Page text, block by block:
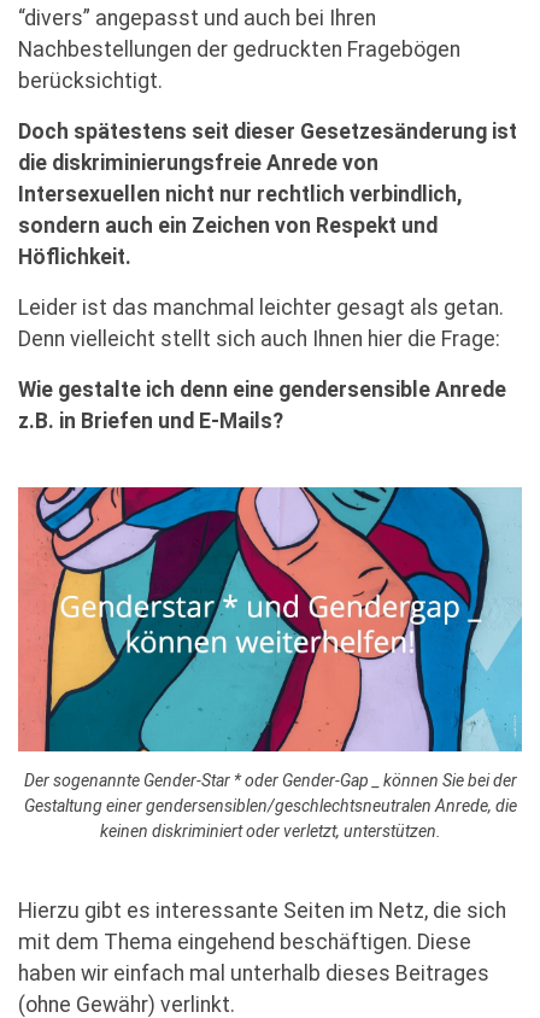
“divers” angepasst und auch bei Ihren
Nachbestellungen der gedruckten Fragebögen
berücksichtigt.
Doch spätestens seit dieser Gesetzesänderung ist
die diskriminierungsfreie Anrede von
Intersexuellen nicht nur rechtlich verbindlich,
sondern auch ein Zeichen von Respekt und
Höflichkeit.
Leider ist das manchmal leichter gesagt als getan.
Denn vielleicht stellt sich auch Ihnen hier die Frage:
Wie gestalte ich denn eine gendersensible Anrede
z.B. in Briefen und E-Mails?
Der sogenannte Gender-Star * oder Gender-Gap _ können Sie bei der
Gestaltung einer gendersensiblen/geschlechtsneutralen Anrede, die
keinen diskriminiert oder verletzt, unterstützen.
Hierzu gibt es interessante Seiten im Netz, die sich
mit dem Thema eingehend beschäftigen. Diese
haben wir einfach mal unterhalb dieses Beitrages
(ohne Gewähr) verlinkt.